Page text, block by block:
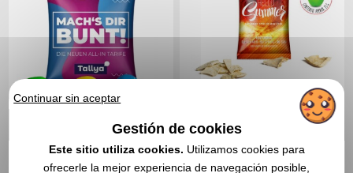
Continuar sin aceptar
Gestión de cookies
Este sitio utiliza cookies. Utilizamos cookies para
ofrecerle la mejor experiencia de navegación posible,